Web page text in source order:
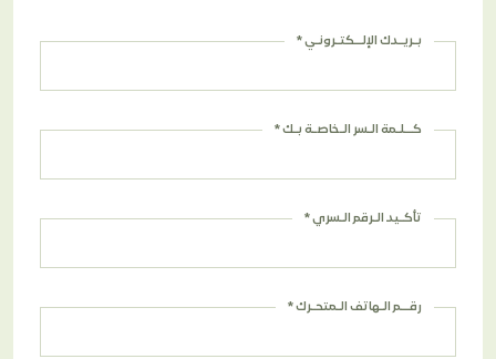
بـريـدك الإلــكتـرونـي *
كــلـمة الـسر الـخاصـة بـك *
تأكـيد الـرقم الـسري *
رقــم الـهاتف الـمتحـرك *